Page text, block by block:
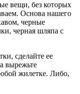
вещи, без которых
Основа нашего
черные
черная шляпа с
сделайте ее
вырежьте
жилетке. Либо,